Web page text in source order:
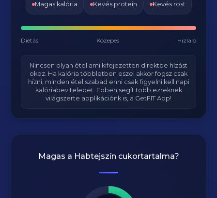
Magas kalória Kevés protein Kevés rost
Diétás Közepes Hizlaló
Nincsen olyan étel ami kifejezetten direktbe hízást
okoz. Ha kalória többletben eszel akkor fogsz csak
hízni, minden étel szabad enni csak figyelni kell napi
kalóriabeviteledet. Ebben segít több ezreknek
világszerte applikációnk is, a GetFIT App!
Magas a Habtejszín cukortartalma?